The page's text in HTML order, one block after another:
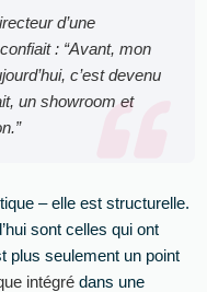
d’une
: “Avant, mon
c’est devenu
un showroom et
– elle est structurelle.
sont celles qui ont
plus seulement un point
intégré dans une